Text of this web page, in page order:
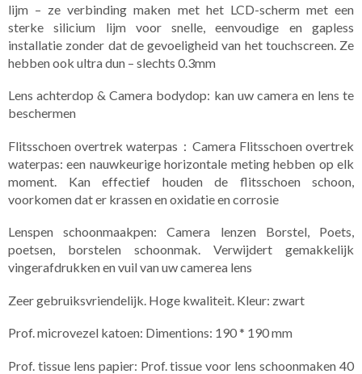
lijm – ze verbinding maken met het LCD-scherm met een
sterke silicium lijm voor snelle, eenvoudige en gapless
installatie zonder dat de gevoeligheid van het touchscreen. Ze
hebben ook ultra dun – slechts 0.3mm
Lens achterdop & Camera bodydop: kan uw camera en lens te
beschermen
Flitsschoen overtrek waterpas：Camera Flitsschoen overtrek
waterpas: een nauwkeurige horizontale meting hebben op elk
moment. Kan effectief houden de flitsschoen schoon,
voorkomen dat er krassen en oxidatie en corrosie
Lenspen schoonmaakpen: Camera lenzen Borstel, Poets,
poetsen, borstelen schoonmak. Verwijdert gemakkelijk
vingerafdrukken en vuil van uw camerea lens
Zeer gebruiksvriendelijk. Hoge kwaliteit. Kleur: zwart
Prof. microvezel katoen: Dimentions: 190 * 190 mm
Prof. tissue lens papier: Prof. tissue voor lens schoonmaken 40